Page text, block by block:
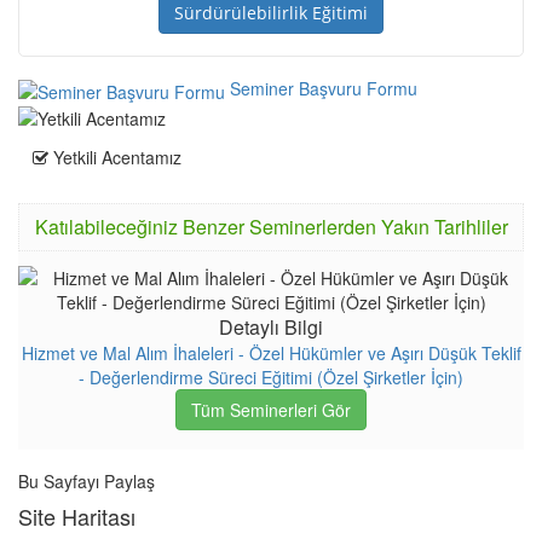
Sürdürülebilirlik Eğitimi
Seminer Başvuru Formu
Yetkili Acentamız
Katılabileceğiniz Benzer Seminerlerden Yakın Tarihliler
Detaylı Bilgi
Hizmet ve Mal Alım İhaleleri - Özel Hükümler ve Aşırı Düşük Teklif
- Değerlendirme Süreci Eğitimi (Özel Şirketler İçin)
Tüm Seminerleri Gör
Bu Sayfayı Paylaş
Site Haritası